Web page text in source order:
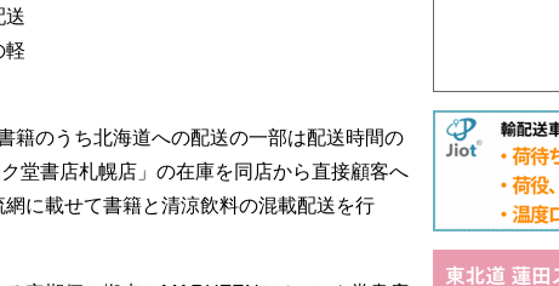
送
軽
籍のうち北海道への配送の一部は配送時間の
堂書店札幌店」の在庫を同店から直接顧客へ
に載せて書籍と清涼飲料の混載配送を行